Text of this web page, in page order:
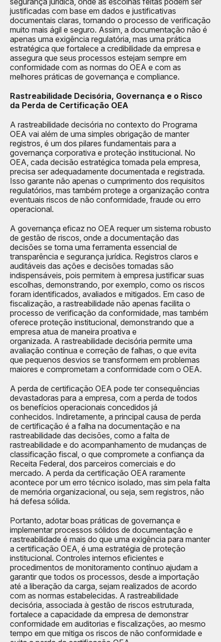
justificadas com base em dados e justificativas
documentais claras, tornando o processo de verificação
muito mais ágil e seguro. Assim, a documentação não é
apenas uma exigência regulatória, mas uma prática
estratégica que fortalece a credibilidade da empresa e
assegura que seus processos estejam sempre em
conformidade com as normas do OEA e com as
melhores práticas de governança e compliance.
Rastreabilidade Decisória, Governança e o Risco
da Perda de Certificação OEA
A rastreabilidade decisória no contexto do Programa
OEA vai além de uma simples obrigação de manter
registros, é um dos pilares fundamentais para a
governança corporativa e proteção institucional. No
OEA, cada decisão estratégica tomada pela empresa,
precisa ser adequadamente documentada e registrada.
Isso garante não apenas o cumprimento dos requisitos
regulatórios, mas também protege a organização contra
eventuais riscos de não conformidade, fraude ou erro
operacional.
A governança eficaz no OEA requer um sistema robusto
de gestão de riscos, onde a documentação das
decisões se torna uma ferramenta essencial de
transparência e segurança jurídica. Registros claros e
auditáveis das ações e decisões tomadas são
indispensáveis, pois permitem à empresa justificar suas
escolhas, demonstrando, por exemplo, como os riscos
foram identificados, avaliados e mitigados. Em caso de
fiscalização, a rastreabilidade não apenas facilita o
processo de verificação da conformidade, mas também
oferece proteção institucional, demonstrando que a
empresa atua de maneira proativa e
organizada. A rastreabilidade decisória permite uma
avaliação contínua e correção de falhas, o que evita
que pequenos desvios se transformem em problemas
maiores e comprometam a conformidade com o OEA.
A perda de certificação OEA pode ter consequências
devastadoras para a empresa, com a perda de todos
os benefícios operacionais concedidos já
conhecidos. Indiretamente, a principal causa de perda
de certificação é a falha na documentação e na
rastreabilidade das decisões, como a falta de
rastreabilidade e do acompanhamento de mudanças de
classificação fiscal, o que compromete a confiança da
Receita Federal, dos parceiros comerciais e do
mercado. A perda da certificação OEA raramente
acontece por um erro técnico isolado, mas sim pela falta
de memória organizacional, ou seja, sem registros, não
há defesa sólida.
Portanto, adotar boas práticas de governança e
implementar processos sólidos de documentação e
rastreabilidade é mais do que uma exigência para manter
a certificação OEA, é uma estratégia de proteção
institucional. Controles internos eficientes e
procedimentos de monitoramento contínuo ajudam a
garantir que todos os processos, desde a importação
até a liberação da carga, sejam realizados de acordo
com as normas estabelecidas. A rastreabilidade
decisória, associada à gestão de riscos estruturada,
fortalece a capacidade da empresa de demonstrar
conformidade em auditorias e fiscalizações, ao mesmo
tempo em que mitiga os riscos de não conformidade e